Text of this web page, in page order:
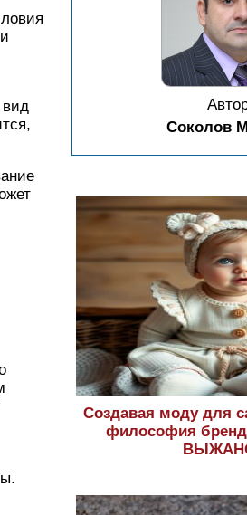
вид
Соколов
Создавая моду для
философия